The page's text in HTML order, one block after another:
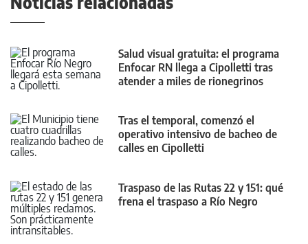
Salud visual gratuita: el programa
Enfocar RN llega a Cipolletti tras
atender a miles de rionegrinos
Tras el temporal, comenzó el
operativo intensivo de bacheo de
calles en Cipolletti
Traspaso de las Rutas 22 y 151: qué
frena el traspaso a Río Negro